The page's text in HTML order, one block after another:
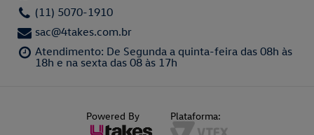
(11) 5070-1910
sac@4takes.com.br
Atendimento: De Segunda a quinta-feira das 08h às
18h e na sexta das 08 às 17h
Powered By Plataforma: